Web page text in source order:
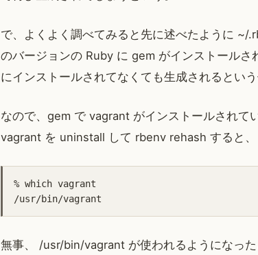
で、よくよく調べてみると先に述べたように ~/
のバージョンの Ruby に gem がインストール
にインストールされてなくても生成されるという
なので、gem で vagrant がインストールされて
vagrant を uninstall して rbenv rehash すると、
% which vagrant
無事、 /usr/bin/vagrant が使われるようになった